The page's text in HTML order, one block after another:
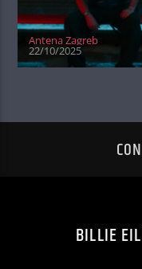
Antena Zagreb
22/10/2025
BILLIE